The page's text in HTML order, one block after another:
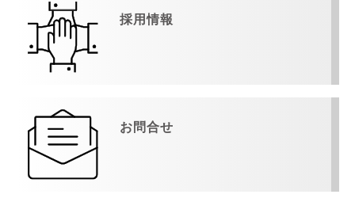
採用情報
お問合せ